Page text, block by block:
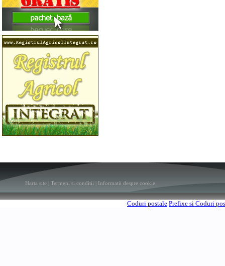
Harta site | Termeni si conditii | Informatii despre cookie
Coduri postale Prefixe si Coduri